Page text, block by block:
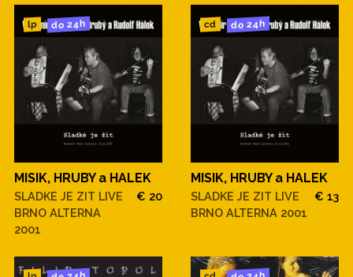
lp do 24h
MISIK, HRUBY a HALEK
SLADKE JE ZIT LIVE
BRNO ALTERNA
2001
€ 20
cd do 24h
MISIK, HRUBY a HALEK
SLADKE JE ZIT LIVE
BRNO ALTERNA 2001
€ 13